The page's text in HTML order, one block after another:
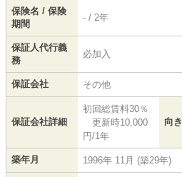
保険名 / 保険
期間
- / 2年
保証人代行義
務
必加入
保証会社 その他
保証会社詳細
初回総賃料30％
更新時10,000
円/1年
向き
築年月 1996年 11月 (築29年)